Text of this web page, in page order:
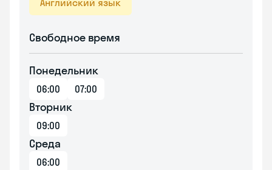
Английский язык
Свободное время
Понедельник
06:00 07:00
Вторник
09:00
Среда
06:00